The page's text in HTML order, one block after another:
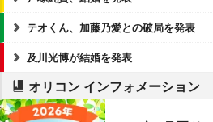
テオくん、加藤乃愛との破局を発表
及川光博が結婚を発表
オリコン インフォメーション